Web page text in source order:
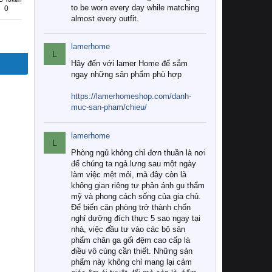
0
to be worn every day while matching
almost every outfit.
L
lamerhome
Hãy đến với lamer Home để sắm
ngay những sản phẩm phù hợp
https://lamerhomeshop.com/danh-
muc-san-pham/chieu/
L
lamerhome
Phòng ngủ không chỉ đơn thuần là nơi
để chúng ta ngả lưng sau một ngày
làm việc mệt mỏi, mà đây còn là
không gian riêng tư phản ánh gu thẩm
mỹ và phong cách sống của gia chủ.
Để biến căn phòng trở thành chốn
nghỉ dưỡng đích thực 5 sao ngay tại
nhà, việc đầu tư vào các bộ sản
phẩm chăn ga gối đệm cao cấp là
điều vô cùng cần thiết. Những sản
phẩm này không chỉ mang lại cảm